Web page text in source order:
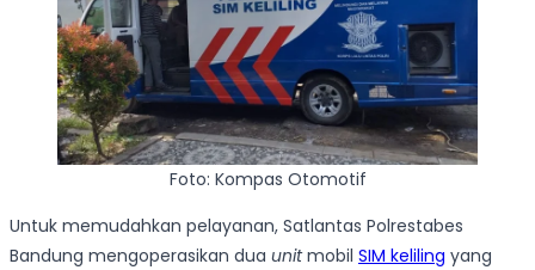
Foto: Kompas Otomotif
Untuk memudahkan pelayanan, Satlantas Polrestabes
Bandung mengoperasikan dua unitmobil SIM keliling yang